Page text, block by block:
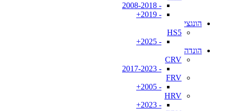
- 2008-2018
- 2019+
הונגצי
HS5
- 2025+
הונדה
CRV
- 2017-2023
FRV
- 2005+
HRV
- 2023+